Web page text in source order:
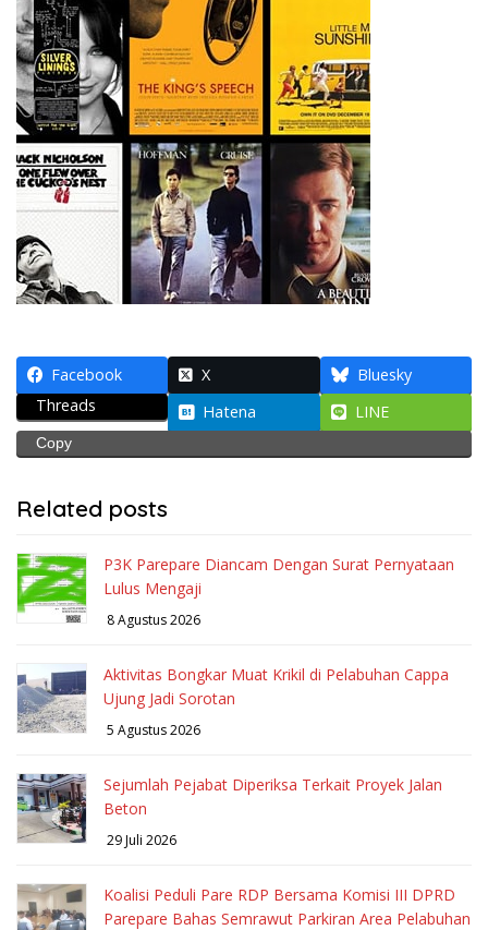
Facebook X
Bluesky
Threads
Hatena LINE
Copy
Related posts
P3K Parepare Diancam Dengan Surat Pernyataan
Lulus Mengaji
8 Agustus 2026
Aktivitas Bongkar Muat Krikil di Pelabuhan Cappa
Ujung Jadi Sorotan
5 Agustus 2026
Sejumlah Pejabat Diperiksa Terkait Proyek Jalan
Beton
29 Juli 2026
Koalisi Peduli Pare RDP Bersama Komisi III DPRD
Parepare Bahas Semrawut Parkiran Area Pelabuhan